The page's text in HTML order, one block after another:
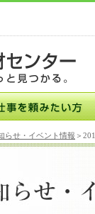
らせ・イベント情報 ＞